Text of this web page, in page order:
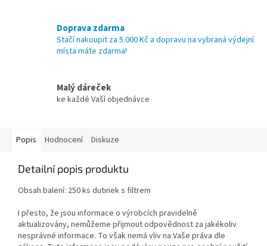
Doprava zdarma
Stačí nakoupit za 5.000 Kč a dopravu na vybraná výdejní
místa máte zdarma!
Malý dáreček
ke každé Vaší objednávce
Popis Hodnocení Diskuze
Detailní popis produktu
Obsah balení: 250 ks dutinek s filtrem
I přesto, že jsou informace o výrobcích pravidelně
aktualizovány, nemůžeme přijmout odpovědnost za jakékoliv
nesprávné informace. To však nemá vliv na Vaše práva dle